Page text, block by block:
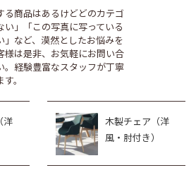
る商品はあるけどどのカテゴ
い」「この写真に写っている
」など、漠然としたお悩みを
様は是非、お気軽にお問い合
。経験豊富なスタッフが丁寧
。
洋
木製チェア（洋
風・肘付き）